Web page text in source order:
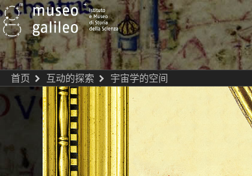
首页 互动的探索 宇宙学的空间